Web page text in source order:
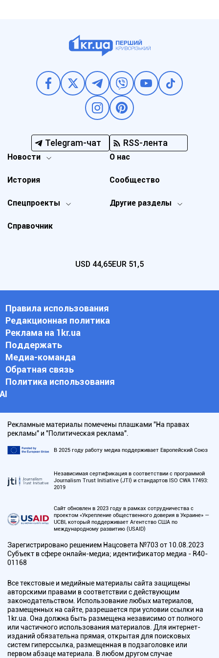
Telegram-чат RSS-лента
Новости
Спецпроекты Другие разделы
История
О нас
Справочник
Сообщество
USD 44,65EUR 51,5
Правила использования
Редакционная политика
Реклама на 1kr.ua
Поддержать
Медиа-команда
Обратная связь
Политика использования
АI
Рекламные материалы помечены плашками "На правах
рекламы" и "Политическая реклама".
В 2025 году работу медиа поддерживает Европейский Союз
Независимая сертификация в соответствии с программой
Journalism Trust Initiative (JTI) и стандартов ISO CWA 17493:
2019
Сайт обновлен в 2023 году в рамках сотрудничества с
проектом «Укрепление общественного доверия в Украине» —
UCBI, который поддерживает Агентство США по
международному развитию (USAID)
Зарегистрировано решением Нацсовета №703 от 10.08.2023
Субъект в сфере онлайн-медиа; идентификатор медиа - R40-
01168
Все текстовые и медийные материалы сайта защищены
авторскими правами в соответствии с действующим
законодательством. Использование любых материалов,
размещенных на сайте, разрешается при условии ссылки на
1kr.ua. Она должна быть размещена независимо от полного
или частичного использования материалов. Для интернет-
изданий обязательна прямая, открытая для поисковых
систем гиперссылка, размещенная в подзаголовке или
первом абзаце материала. В любом другом случае